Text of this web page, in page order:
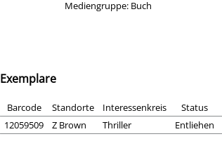
Mediengruppe: Buch
Exemplare
Barcode Standorte Interessenkreis Status
12059509
Z Brown Thriller Entliehen